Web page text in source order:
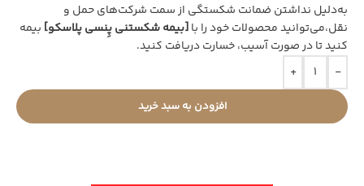
به‌دلیل نداشتن ضمانت شکستگی از سمت شرکت‌های حمل و
نقل،می‌توانید محصولات خود را با[بیمه شکستنی پِنسی پلاسکو] بیمه
کنید تا در صورت آسیب، خسارت دریافت کنید.
-
+
افزودن به سبد خرید